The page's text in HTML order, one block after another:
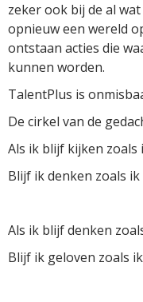
zeker ook bij de al
opnieuw een wereld
ontstaan acties die
kunnen worden.
TalentPlus is
De cirkel van de
Als ik blijf kijken zoals
Blijf ik denken zoals
Als ik blijf denken
Blijf ik geloven zoals